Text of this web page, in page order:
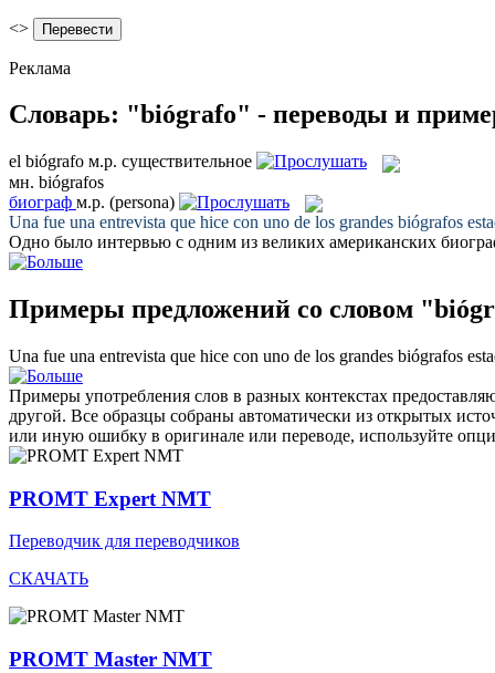
<>
Реклама
Словарь: "biógrafo" - переводы и
el biógrafo м.р. существительное
мн. biógrafos
биограф м.р. (persona)
Una fue una entrevista que hice con uno de los grandes biógrafos
Одно было интервью с одним из великих американских
Примеры предложений со словом
Una fue una entrevista que hice con uno de los grandes biógrafos
Примеры употребления слов в разных контекстах
другой. Все образцы собраны автоматически из открытых
или иную ошибку в оригинале или переводе, используйте
PROMT Expert NMT
Переводчик для переводчиков
СКАЧАТЬ
PROMT Master NMT